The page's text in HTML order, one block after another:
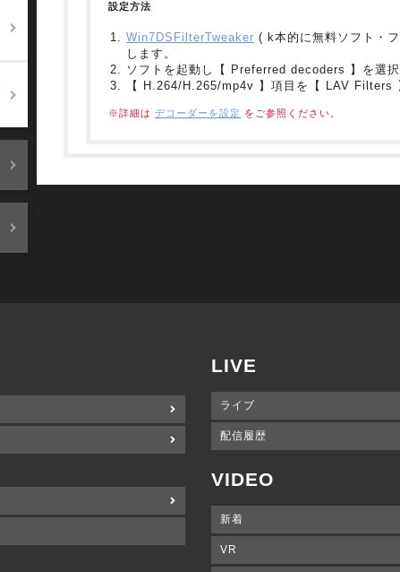
設定方法
Win7DSFilterTweaker ( k本的に無料ソフト・
します。
ソフトを起動し【 Preferred decoders 】を選択
【 H.264/H.265/mp4v 】項目を【 LAV Filters
※詳細は デコーダーを設定 をご参照ください。
LIVE
ライブ
配信履歴
VIDEO
新着
VR